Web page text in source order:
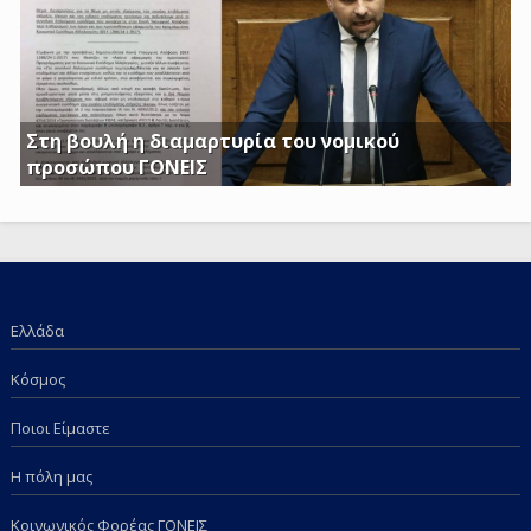
1-2017 ΦΕΚ
Στη βουλή η διαμαρτυρία του νομικού
προσώπου ΓΟΝΕΙΣ
Γ. Κατσιαντώνης: Φορολογείτε με Κοινή Υπουργική
Απόφαση και τα επιδόματα των παιδιών μας; Πόση
Ελλάδα
Κόσμος
Ποιοι Είμαστε
Η πόλη μας
Κοινωνικός Φορέας ΓΟΝΕΙΣ